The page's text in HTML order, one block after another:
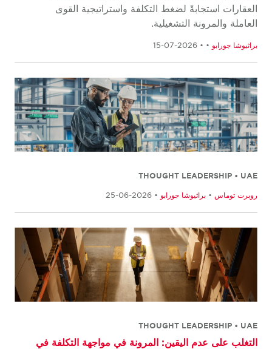
العقارات استجابةً لضغط التكلفة واستراتيجية القوى
العاملة والمرونة التشغيلية.
براثيوشا جورابو •
• 2026-07-15
THOUGHT LEADERSHIP • UAE
روبرت توماس • براثيوشا جورابو • 2026-06-25
THOUGHT LEADERSHIP • UAE
التغلب على عدم اليقين: المرونة في مواجهة التكلفة في